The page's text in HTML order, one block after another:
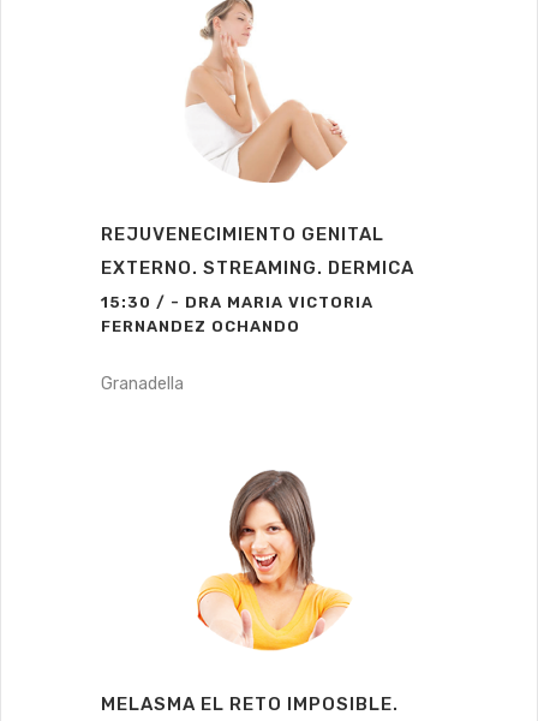
REJUVENECIMIENTO GENITAL
EXTERNO. STREAMING. DERMICA
15:30 / - DRA MARIA VICTORIA
FERNANDEZ OCHANDO
Granadella
MELASMA EL RETO IMPOSIBLE.